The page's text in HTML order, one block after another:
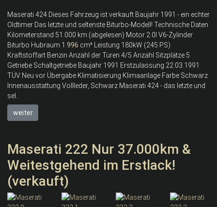
Maserati 424 Dieses Fahrzeug ist verkauft Baujahr 1991 - ein echter
Oldtimer Das letzte und seltenste Biturbo-Modell! Technische Daten
Kilometerstand 51.000 km (abgelesen) Motor 2.0l V6-Zylinder
Biturbo Hubraum 1.996 cm³ Leistung 180kW (245 PS)
Kraftstoffart Benzin Anzahl der Türen 4/5 Anzahl Sitzplätze 5
Getriebe Schaltgetriebe Baujahr 1991 Erstzulassung 22.03.1991
TÜV Neu vor Übergabe Klimatisierung Klimaanlage Farbe Schwarz
Innenausstattung Vollleder, Schwarz Maserati 424 - das letzte und
sel...
weiter
Maserati 222 Nur 37.000km &
Weitestgehend im Erstlack!
(verkauft)